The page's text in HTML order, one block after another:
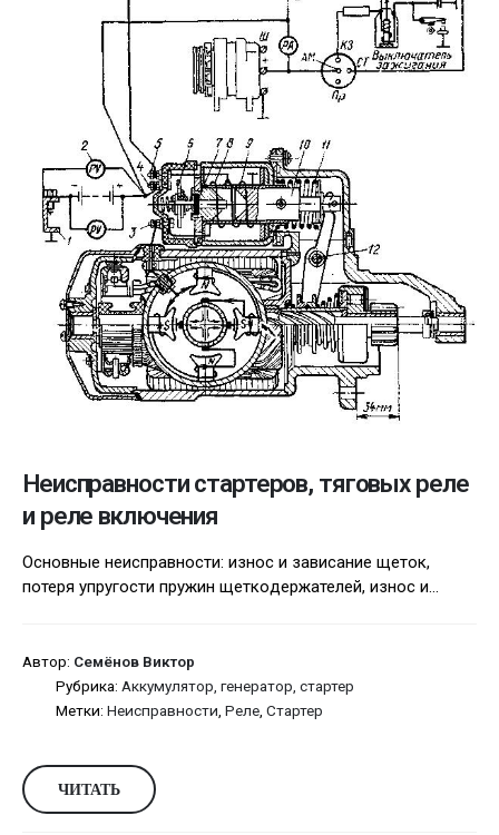
Неисправности стартеров, тяговых реле
и реле включения
Основные неисправности: износ и зависание щеток,
потеря упругости пружин щетко­держателей, износ и...
Автор: Семёнов Виктор
Рубрика: Аккумулятор, генератор, стартер
Метки: Неисправности Реле Стартер
ЧИТАТЬ